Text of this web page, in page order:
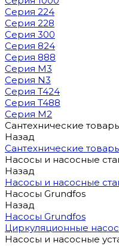
Серия 224
Серия 228
Серия 300
Серия 824
Серия 888
Серия M3
Серия N3
Серия T424
Серия T488
Серия М2
Сантехнические
Назад
Сантехнические
Насосы и насосные
Назад
Насосы и насосные
Насосы Grundfos
Назад
Насосы Grundfos
Циркуляционные
Насосы и насосные